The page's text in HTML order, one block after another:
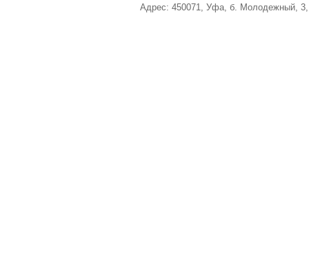
Адрес: 450071, Уфа, б. Молодежный,